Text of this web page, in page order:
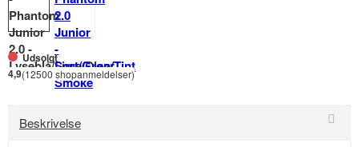
Udsolgt
4,9(12500 shopanmeldelser)
Beskrivelse